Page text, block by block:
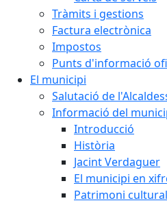
Tràmits i gestions
Factura electrònica
Impostos
Punts d'informació
El municipi
Salutació de
Informació del
Introducció
Història
Jacint Verdaguer
El municipi en
Patrimoni cultural